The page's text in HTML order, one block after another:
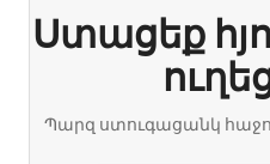
Ստացեք
Պարզ ստուգացանկ